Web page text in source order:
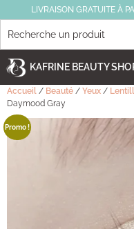
LIVRAISON GRATUITE À
KAFRINE BEAUTY
Accueil / Beauté / Yeux /
Daymood Gray
Promo !